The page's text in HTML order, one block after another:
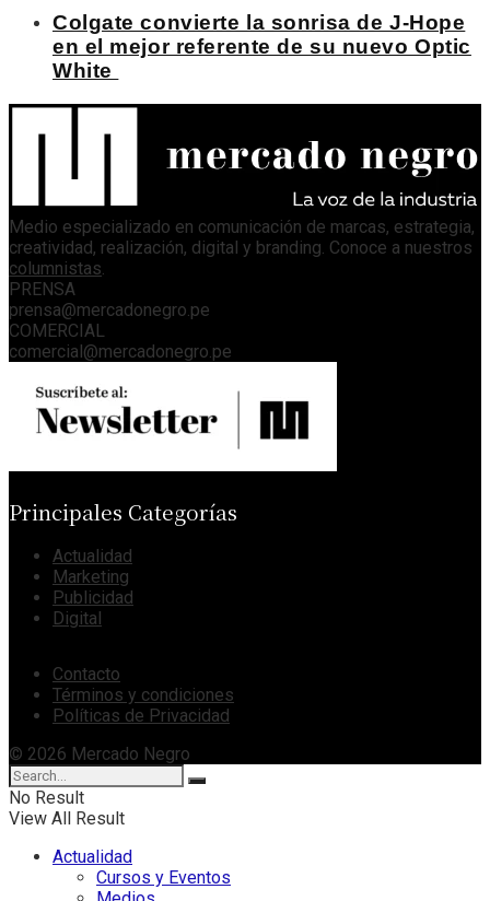
Colgate convierte la sonrisa de J-Hope
en el mejor referente de su nuevo Optic
White
Medio especializado en comunicación de marcas, estrategia,
creatividad, realización, digital y branding. Conoce a nuestros
columnistas.
PRENSA
prensa@mercadonegro.pe
COMERCIAL
comercial@mercadonegro.pe
Principales Categorías
Actualidad
Marketing
Publicidad
Digital
Contacto
Términos y condiciones
Políticas de Privacidad
© 2026 Mercado Negro
No Result
View All Result
Actualidad
Cursos y Eventos